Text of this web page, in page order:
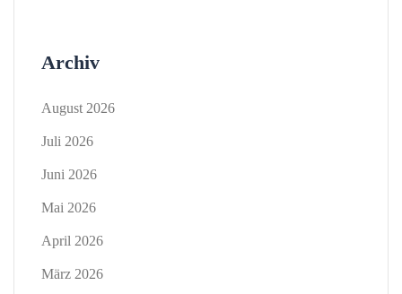
Archiv
August 2026
Juli 2026
Juni 2026
Mai 2026
April 2026
März 2026